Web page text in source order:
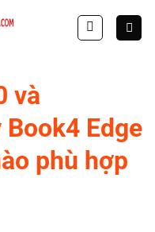
và
Edge
phù hợp